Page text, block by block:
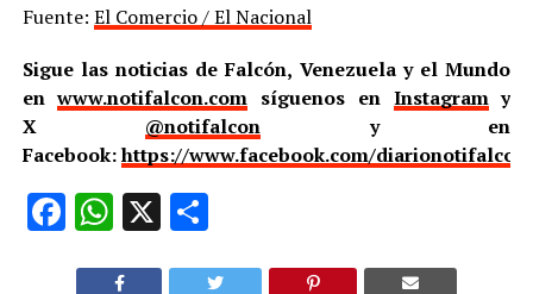
Fuente: El Comercio / El Nacional
Sigue las noticias de Falcón, Venezuela y el Mundo
enwww.notifalcon.com síguenos en Instagramy
X @notifalcon y en
Facebook:https://www.facebook.com/
Facebook
WhatsApp
X Compartir